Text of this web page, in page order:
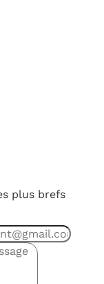
plus brefs